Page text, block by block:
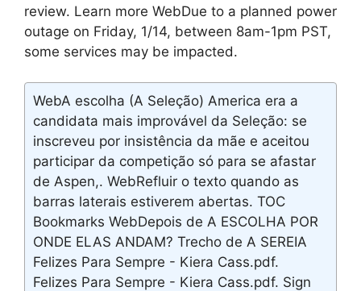
review. Learn more WebDue to a planned power
outage on Friday, 1/14, between 8am-1pm PST,
some services may be impacted.
WebA escolha (A Seleção) America era a
candidata mais improvável da Seleção: se
inscreveu por insistência da mãe e aceitou
participar da competição só para se afastar
de Aspen,. WebRefluir o texto quando as
barras laterais estiverem abertas. TOC
Bookmarks WebDepois de A ESCOLHA POR
ONDE ELAS ANDAM? Trecho de A SEREIA
Felizes Para Sempre - Kiera Cass.pdf.
Felizes Para Sempre - Kiera Cass.pdf. Sign